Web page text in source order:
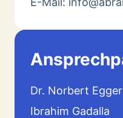
Dr. Norbert Egger
Ibrahim Gadalla